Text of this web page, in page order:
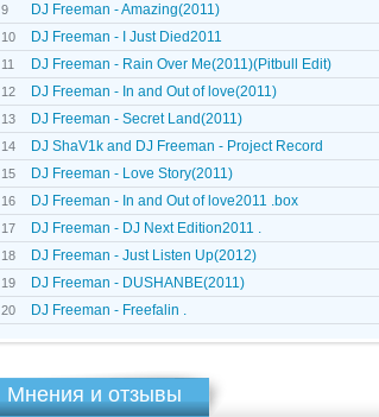
9
DJ Freeman - Amazing(2011)
10
DJ Freeman - I Just Died2011
11
DJ Freeman - Rain Over Me(2011)(Pitbull Edit)
12
DJ Freeman - In and Out of love(2011)
13
DJ Freeman - Secret Land(2011)
14
DJ ShaV1k and DJ Freeman - Project Record
15
DJ Freeman - Love Story(2011)
16
DJ Freeman - In and Out of love2011 .box
17
DJ Freeman - DJ Next Edition2011 .
18
DJ Freeman - Just Listen Up(2012)
19
DJ Freeman - DUSHANBE(2011)
20
DJ Freeman - Freefalin .
Мнения и отзывы